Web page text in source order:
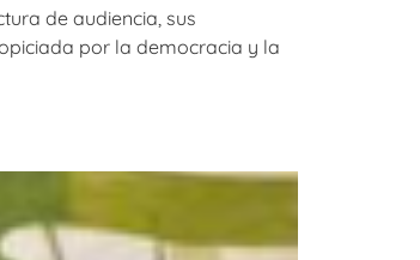
de audiencia, sus
por la democracia y la